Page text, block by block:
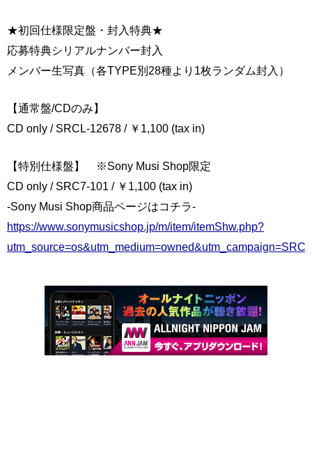
★初回仕様限定盤・封入特典★
応募特典シリアルナンバー封入
メンバー生写真（各TYPE別28種より1枚ランダム封入）
【通常盤/CDのみ】
CD only / SRCL-12678 / ￥1,100 (tax in)
【特別仕様盤】 ※Sony Musi Shop限定
CD only / SRC7-101 / ￥1,100 (tax in)
-Sony Musi Shop商品ページはコチラ-
https://www.sonymusicshop.jp/m/item/itemShw.php?